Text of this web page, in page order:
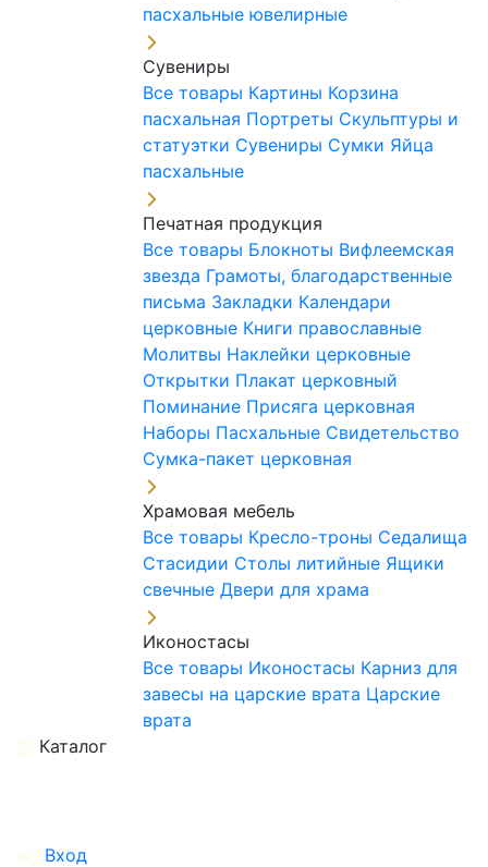
пасхальные ювелирные
Сувениры
Все товары Картины Корзина
пасхальная Портреты Скульптуры и
статуэтки Сувениры Сумки Яйца
пасхальные
Печатная продукция
Все товары Блокноты Вифлеемская
звезда Грамоты, благодарственные
письма Закладки Календари
церковные Книги православные
Молитвы Наклейки церковные
Открытки Плакат церковный
Поминание Присяга церковная
Наборы Пасхальные Свидетельство
Сумка-пакет церковная
Храмовая мебель
Все товары Кресло-троны Седалища
Стасидии Столы литийные Ящики
свечные Двери для храма
Иконостасы
Все товары Иконостасы Карниз для
завесы на царские врата Царские
врата
Каталог
Вход